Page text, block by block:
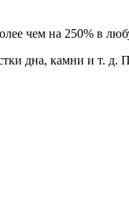
чем на 250% в
дна, камни и т. д.